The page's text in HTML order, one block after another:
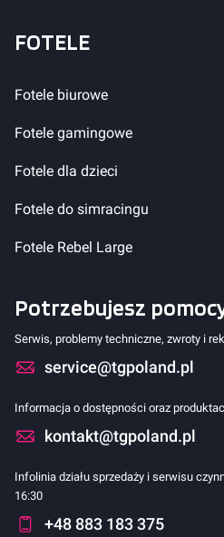
FOTELE
Fotele biurowe
Fotele gamingowe
Fotele dla dzieci
Fotele do simracingu
Fotele Rebel Large
Potrzebujesz
Serwis, problemy techniczne, zwroty i
service@tgpoland.pl
Informacja o dostępności oraz
kontakt@tgpoland.pl
Infolinia działu sprzedaży i serwisu
16:30
+48 883 183 375